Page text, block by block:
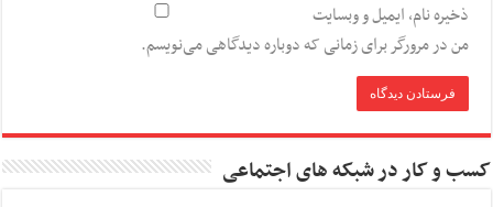
ذخیره نام، ایمیل و وبسایت
من در مرورگر برای زمانی که دوباره دیدگاهی می‌نویسم.
کسب و کار در شبکه های اجتماعی